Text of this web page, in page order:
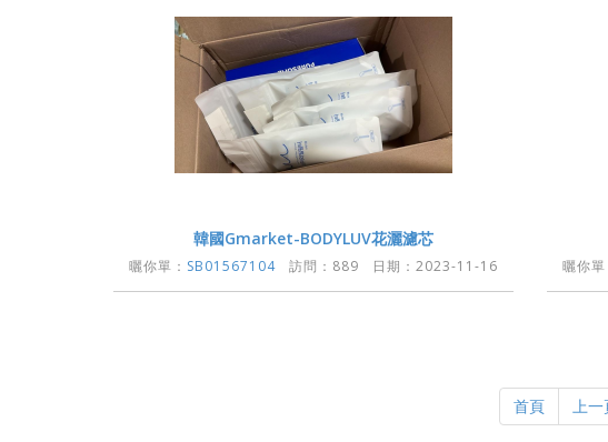
韓國Gmarket-BODYLUV花灑濾芯
曬你單： SB01567104 訪問：889 日期：2023-11-16 曬你單
首頁 上一